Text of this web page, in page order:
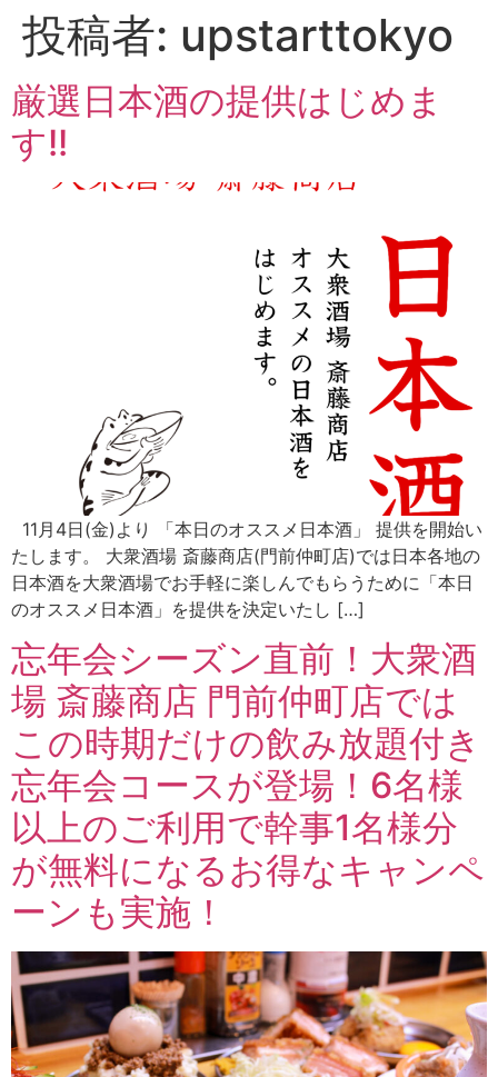
投稿者: upstarttokyo
厳選日本酒の提供はじめま
す!!
11月4日(金)より 「本日のオススメ日本酒」 提供を開始い
たします。 大衆酒場 斎藤商店(門前仲町店)では日本各地の
日本酒を大衆酒場でお手軽に楽しんでもらうために「本日
のオススメ日本酒」を提供を決定いたし […]
忘年会シーズン直前！大衆酒
場 斎藤商店 門前仲町店では
この時期だけの飲み放題付き
忘年会コースが登場！6名様
以上のご利用で幹事1名様分
が無料になるお得なキャンペ
ーンも実施！